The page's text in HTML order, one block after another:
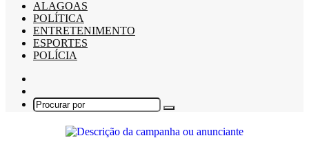
ALAGOAS
POLÍTICA
ENTRETENIMENTO
ESPORTES
POLÍCIA
skin
Procurar